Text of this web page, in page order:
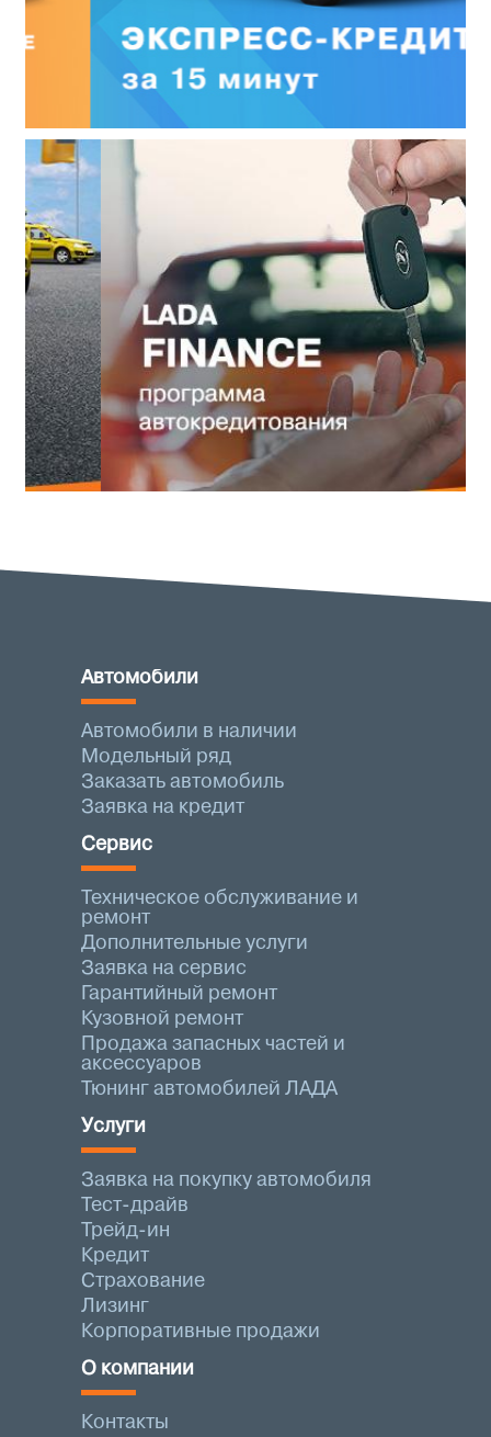
Автомобили
Автомобили в наличии
Модельный ряд
Заказать автомобиль
Заявка на кредит
Сервис
Техническое обслуживание и
ремонт
Дополнительные услуги
Заявка на сервис
Гарантийный ремонт
Кузовной ремонт
Продажа запасных частей и
аксессуаров
Тюнинг автомобилей ЛАДА
Услуги
Заявка на покупку автомобиля
Тест-драйв
Трейд-ин
Кредит
Страхование
Лизинг
Корпоративные продажи
О компании
Контакты